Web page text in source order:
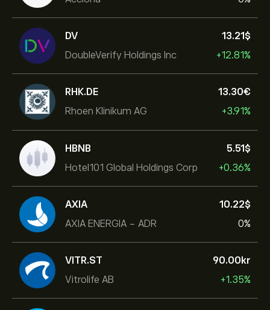
DV
DoubleVerify Holdings Inc
13.21‎$‎
+12.81%
RHK.DE
Rhoen Klinikum AG
13.30‎€‎
+3.91%
HBNB
Hotel101 Global Holdings Corp
5.51‎$‎
+0.36%
AXIA
AXIA ENERGIA - ADR
10.22‎$‎
0%
VITR.ST
Vitrolife AB
90.00‎kr‎
+1.35%